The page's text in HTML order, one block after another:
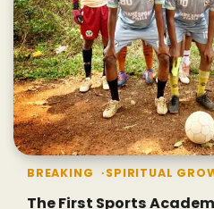
BREAKING SPIRITUAL
The First Sports